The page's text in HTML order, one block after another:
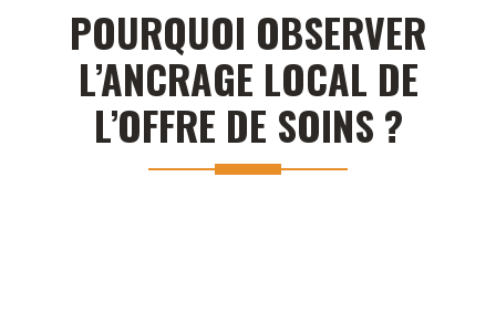
POURQUOI OBSERVER
L’ANCRAGE LOCAL DE
L’OFFRE DE SOINS ?